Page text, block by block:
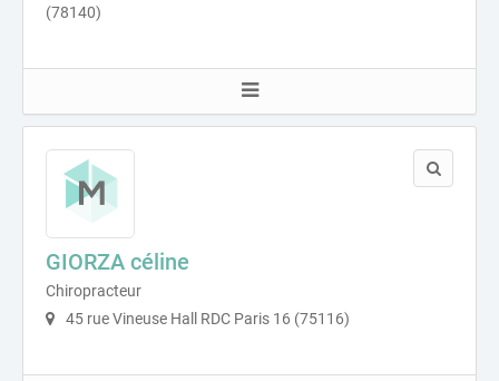
(78140)
GIORZA céline
Chiropracteur
45 rue Vineuse Hall RDC Paris 16 (75116)